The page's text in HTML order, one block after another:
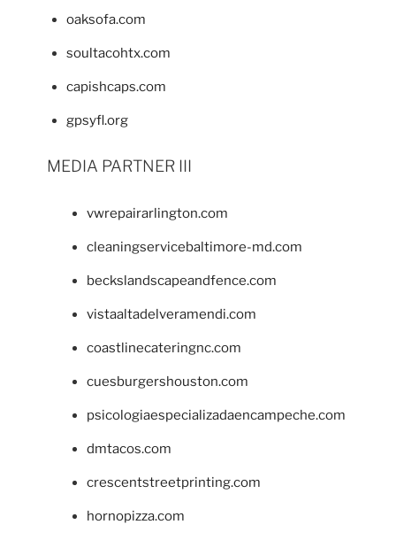
oaksofa.com
soultacohtx.com
capishcaps.com
gpsyfl.org
MEDIA PARTNER III
vwrepairarlington.com
cleaningservicebaltimore-md.com
beckslandscapeandfence.com
vistaaltadelveramendi.com
coastlinecateringnc.com
cuesburgershouston.com
psicologiaespecializadaencampeche.com
dmtacos.com
crescentstreetprinting.com
hornopizza.com